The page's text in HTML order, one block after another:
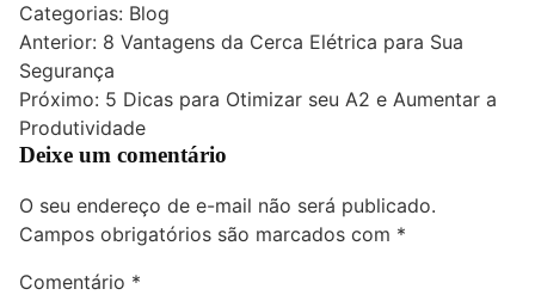
Categorias: Blog
Navegação
de
Post
Anterior: 8 Vantagens da Cerca Elétrica para Sua
Segurança
Próximo: 5 Dicas para Otimizar seu A2 e Aumentar a
Produtividade
Deixe um comentário
O seu endereço de e-mail não será publicado.
Campos obrigatórios são marcados com *
Comentário *